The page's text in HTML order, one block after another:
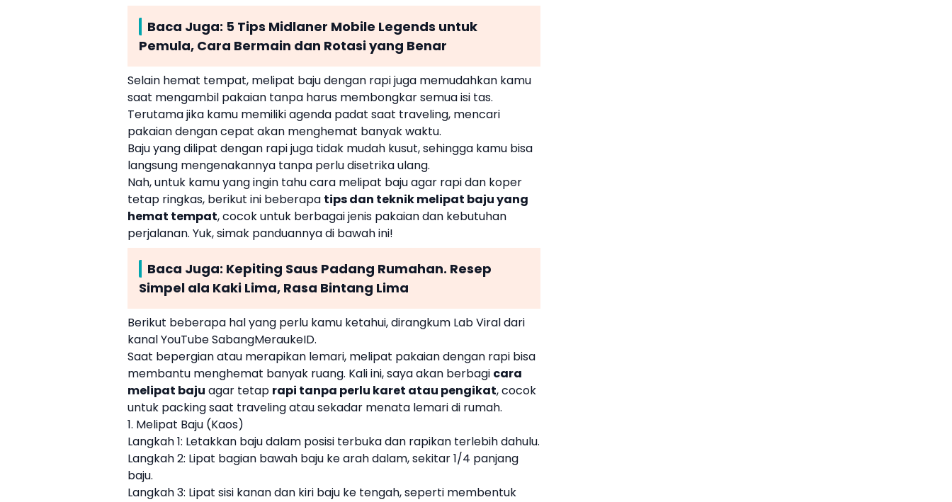
Baca Juga: 5 Tips Midlaner Mobile Legends untuk
Pemula, Cara Bermain dan Rotasi yang Benar
Selain hemat tempat, melipat baju dengan rapi juga memudahkan kamu
saat mengambil pakaian tanpa harus membongkar semua isi tas.
Terutama jika kamu memiliki agenda padat saat traveling, mencari
pakaian dengan cepat akan menghemat banyak waktu.
Baju yang dilipat dengan rapi juga tidak mudah kusut, sehingga kamu bisa
langsung mengenakannya tanpa perlu disetrika ulang.
Nah, untuk kamu yang ingin tahu cara melipat baju agar rapi dan koper
tetap ringkas, berikut ini beberapa tips dan teknik melipat baju yang
hemat tempat, cocok untuk berbagai jenis pakaian dan kebutuhan
perjalanan. Yuk, simak panduannya di bawah ini!
Baca Juga: Kepiting Saus Padang Rumahan. Resep
Simpel ala Kaki Lima, Rasa Bintang Lima
Berikut beberapa hal yang perlu kamu ketahui, dirangkum Lab Viral dari
kanal YouTube SabangMeraukeID.
Saat bepergian atau merapikan lemari, melipat pakaian dengan rapi bisa
membantu menghemat banyak ruang. Kali ini, saya akan berbagi cara
melipat baju agar tetap rapi tanpa perlu karet atau pengikat, cocok
untuk packing saat traveling atau sekadar menata lemari di rumah.
1. Melipat Baju (Kaos)
Langkah 1: Letakkan baju dalam posisi terbuka dan rapikan terlebih dahulu.
Langkah 2: Lipat bagian bawah baju ke arah dalam, sekitar 1/4 panjang
baju.
Langkah 3: Lipat sisi kanan dan kiri baju ke tengah, seperti membentuk